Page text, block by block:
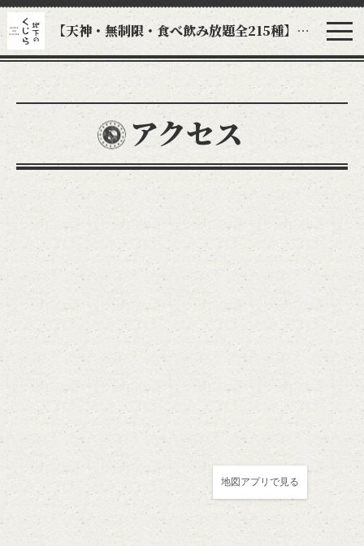
【天神・無制限・食べ飲み放題全215種】地下のくじら
アクセス
地図アプリで見る